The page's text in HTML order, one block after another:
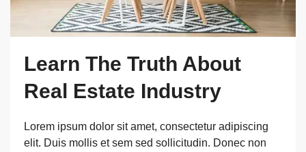
Learn The Truth About
Real Estate Industry
Lorem ipsum dolor sit amet, consectetur adipiscing
elit. Duis mollis et sem sed sollicitudin. Donec non